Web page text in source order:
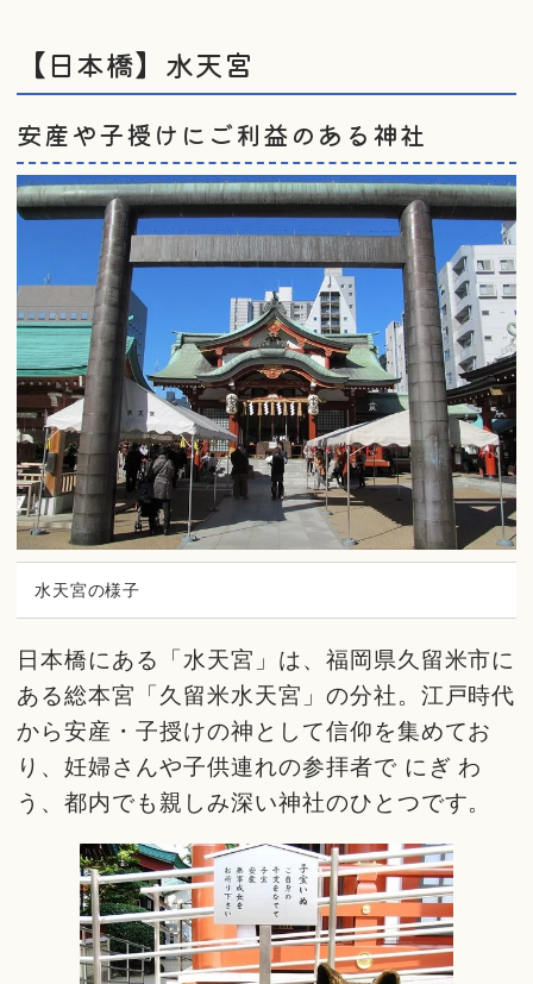
【日本橋】水天宮
安産や子授けにご利益のある神社
水天宮の様子
日本橋にある「水天宮」は、福岡県久留米市に
ある総本宮「久留米水天宮」の分社。江戸時代
から安産・子授けの神として信仰を集めてお
り、妊婦さんや子供連れの参拝者で にぎ わ
う、都内でも親しみ深い神社のひとつです。